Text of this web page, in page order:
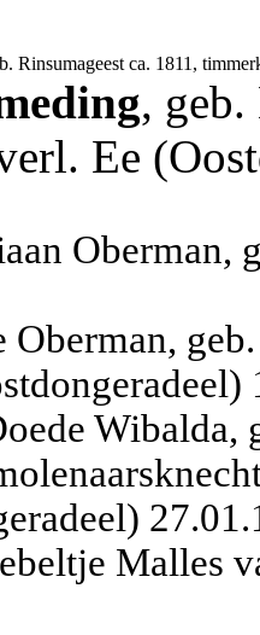
Rinsumageest ca. 1811,
, geb.
Ee
Oberman,
Oberman,
Wibalda,
Malles